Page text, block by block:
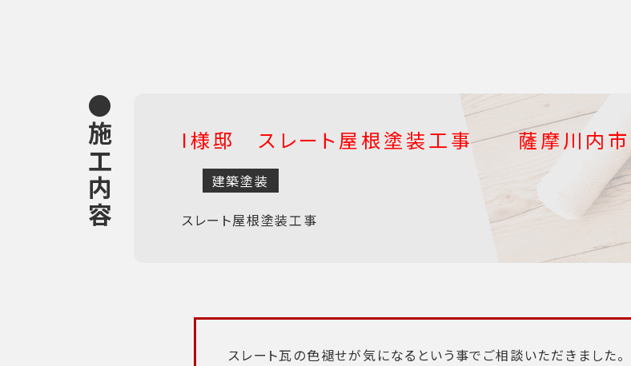
●施工内容 I様邸 スレート屋根塗装工事 薩摩川内市
建築塗装
スレート屋根塗装工事
スレート瓦の色褪せが気になるという事でご相談いただきました。